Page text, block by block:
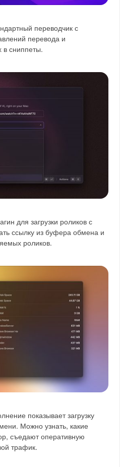
переводчик с
перевода и
в сниппеты.
для загрузки роликов с
ссылку из буфера обмена и
роликов.
показывает загрузку
Можно узнать, какие
съедают оперативную
трафик.